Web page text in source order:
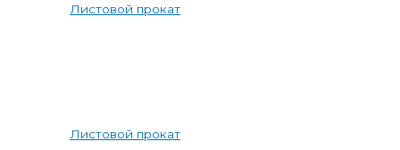
Листовой прокат
Листовой прокат